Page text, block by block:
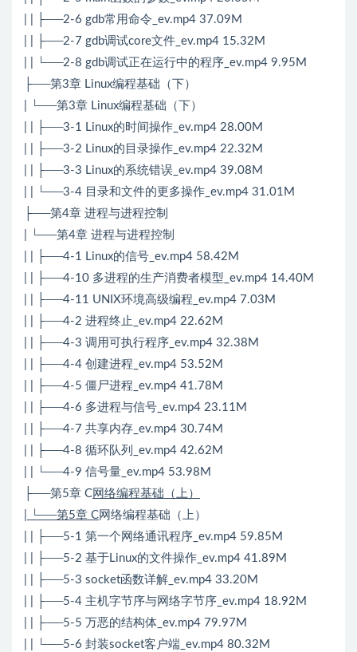
| | ├──2-6 gdb常用命令_ev.mp4 37.09M
| | ├──2-7 gdb调试core文件_ev.mp4 15.32M
| | └──2-8 gdb调试正在运行中的程序_ev.mp4 9.95M
├──第3章 Linux编程基础（下）
| └──第3章 Linux编程基础（下）
| | ├──3-1 Linux的时间操作_ev.mp4 28.00M
| | ├──3-2 Linux的目录操作_ev.mp4 22.32M
| | ├──3-3 Linux的系统错误_ev.mp4 39.08M
| | └──3-4 目录和文件的更多操作_ev.mp4 31.01M
├──第4章 进程与进程控制
| └──第4章 进程与进程控制
| | ├──4-1 Linux的信号_ev.mp4 58.42M
| | ├──4-10 多进程的生产消费者模型_ev.mp4 14.40M
| | ├──4-11 UNIX环境高级编程_ev.mp4 7.03M
| | ├──4-2 进程终止_ev.mp4 22.62M
| | ├──4-3 调用可执行程序_ev.mp4 32.38M
| | ├──4-4 创建进程_ev.mp4 53.52M
| | ├──4-5 僵尸进程_ev.mp4 41.78M
| | ├──4-6 多进程与信号_ev.mp4 23.11M
| | ├──4-7 共享内存_ev.mp4 30.74M
| | ├──4-8 循环队列_ev.mp4 42.62M
| | └──4-9 信号量_ev.mp4 53.98M
├──第5章 C网络编程基础（上）
| └──第5章 C网络编程基础（上）
| | ├──5-1 第一个网络通讯程序_ev.mp4 59.85M
| | ├──5-2 基于Linux的文件操作_ev.mp4 41.89M
| | ├──5-3 socket函数详解_ev.mp4 33.20M
| | ├──5-4 主机字节序与网络字节序_ev.mp4 18.92M
| | ├──5-5 万恶的结构体_ev.mp4 79.97M
| | └──5-6 封装socket客户端_ev.mp4 80.32M